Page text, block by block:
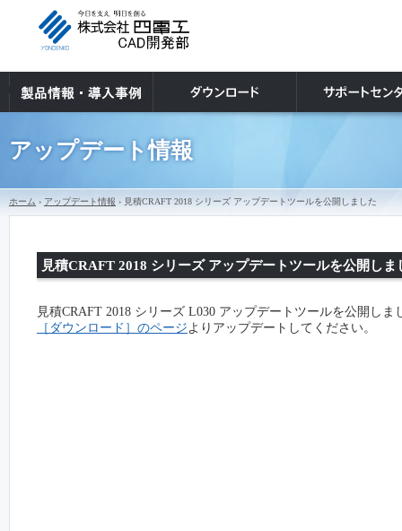
アップデート情報
ホーム › アップデート情報 › 見積CRAFT 2018 シリーズ アップデートツールを公開しました
見積CRAFT 2018 シリーズ アップデートツールを公開しま
見積CRAFT 2018 シリーズ L030 アップデートツールを公開しま
［ダウンロード］のページよりアップデートしてください。